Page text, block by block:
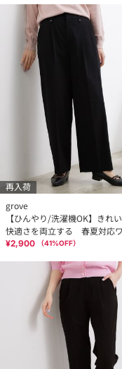
再入荷
grove
【ひんやり/洗濯機OK】きれ
快適さを両立する 春夏対応
ンツ
¥2,900 （41%OFF）